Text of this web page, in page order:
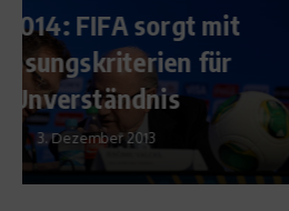
Gesunde
Körper – So
richtig
28.